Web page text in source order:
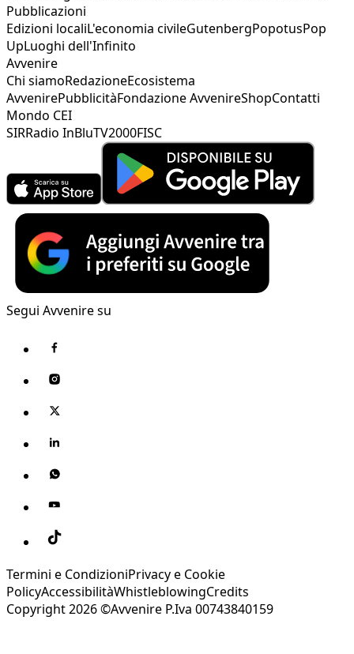
Pubblicazioni
Edizioni localiL'economia civileGutenbergPopotusPop
UpLuoghi dell'Infinito
Avvenire
Chi siamoRedazioneEcosistema
AvvenirePubblicitàFondazione AvvenireShopContatti
Mondo CEI
SIRRadio InBluTV2000FISC
Segui Avvenire su
Termini e CondizioniPrivacy e Cookie
PolicyAccessibilitàWhistleblowingCredits
Copyright 2026 ©Avvenire P.Iva 00743840159